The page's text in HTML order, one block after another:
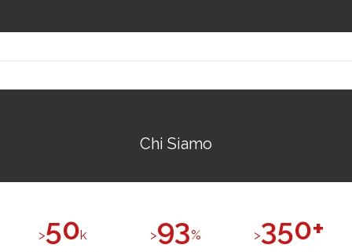
Chi Siamo
50k 93% 350+